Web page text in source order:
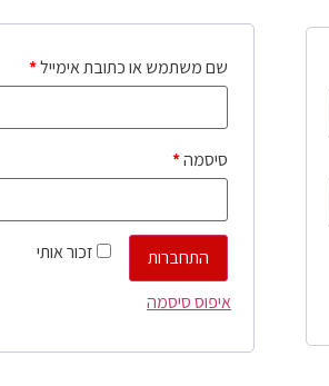
שם משתמש או כתובת אימייל*
סיסמה*
זכור אותי
התחברות
איפוס סיסמה